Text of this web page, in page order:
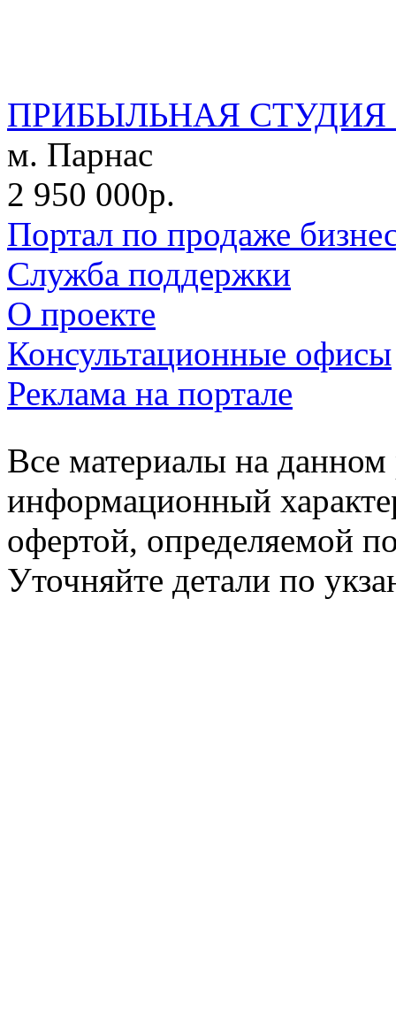
ПРИБЫЛЬНАЯ СТУДИЯ
м. Парнас
2 950 000р.
Портал по продаже
Служба поддержки
О проекте
Консультационные офисы
Реклама на портале
Все материалы на данном
информационный
офертой, определяемой
Уточняйте детали по